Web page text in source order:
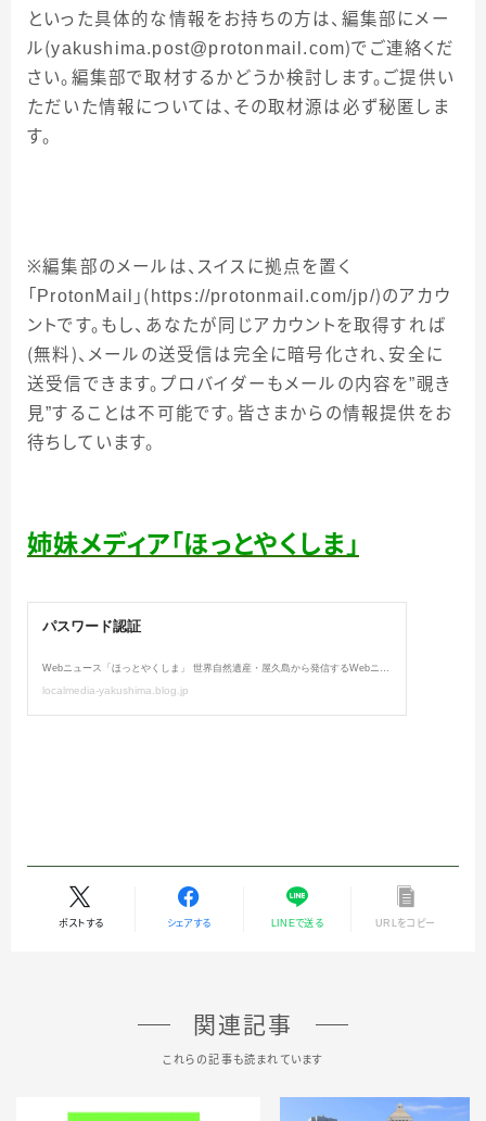
といった具体的な情報をお持ちの方は、編集部にメー
ル（yakushima.post@protonmail.com）でご連絡くだ
さい。編集部で取材するかどうか検討します。ご提供い
ただいた情報については、その取材源は必ず秘匿しま
す。
※編集部のメールは、スイスに拠点を置く
「 ProtonMail 」（ https://protonmail.com/jp/）のアカウ
ントです。もし、あなたが同じアカウントを取得すれば
（無料）、メールの送受信は完全に暗号化され、安全に
送受信できます。プロバイダーもメールの内容を”覗き
見”することは不可能です。皆さまからの情報提供をお
待ちしています。
姉妹メディア「ほっとやくしま」
ポストする シェアする LINEで送る URLをコピー
関連記事
これらの記事も読まれています